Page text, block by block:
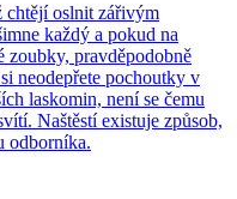
chtějí oslnit zářivým
každý a pokud na
zoubky, pravděpodobně
neodepřete pochoutky v
laskomin, není se čemu
Naštěstí existuje způsob,
odborníka.